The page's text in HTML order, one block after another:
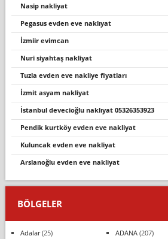
nasip nakliyat
pegasus evden eve naklıyat
izmiir evimcan
nuri siyahtaş nakliyat
tuzla evden eve nakliye fiyatları
i̇zmit asyam nakliyat
i̇stanbul deveci̇oğlu nakliyat 05326353923
pendik kurtköy evden eve nakliyat
kuluncak evden eve nakli̇yat
arslanoğlu evden eve nakliyat
BÖLGELER
Adalar(25) ADANA(207)